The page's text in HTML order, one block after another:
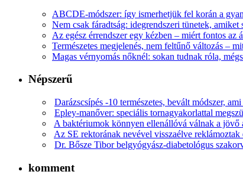
ABCDE‑módszer: így ismerhetjük fel korán a
Nem csak fáradtság: idegrendszeri tünetek,
Az egész érrendszer egy kézben – miért fontos az
Természetes megjelenés, nem feltűnő változás –
Magas vérnyomás nőknél: sokan tudnak róla,
Népszerű
Darázscsípés -10 természetes, bevált módszer,
Epley-manőver: speciális tornagyakorlattal
A baktériumok könnyen ellenállóvá válnak a jövő
Az SE rektorának nevével visszaélve
Dr. Bősze Tibor belgyógyász-diabetológus
komment